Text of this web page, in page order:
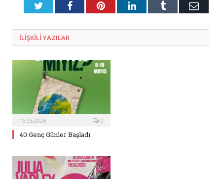
TwitterFacebookPinterestLinkedInTumblr E-
ILIŞKILI YAZILAR
16.05.2026 0
40.Genç Günler Başladı